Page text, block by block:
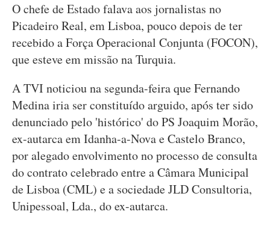
O chefe de Estado falava aos jornalistas no
Picadeiro Real, em Lisboa, pouco depois de ter
recebido a Força Operacional Conjunta (FOCON),
que esteve em missão na Turquia.
A TVI noticiou na segunda-feira que Fernando
Medina iria ser constituído arguido, após ter sido
denunciado pelo 'histórico' do PS Joaquim Morão,
ex-autarca em Idanha-a-Nova e Castelo Branco,
por alegado envolvimento no processo de consulta
do contrato celebrado entre a Câmara Municipal
de Lisboa (CML) e a sociedade JLD Consultoria,
Unipessoal, Lda., do ex-autarca.